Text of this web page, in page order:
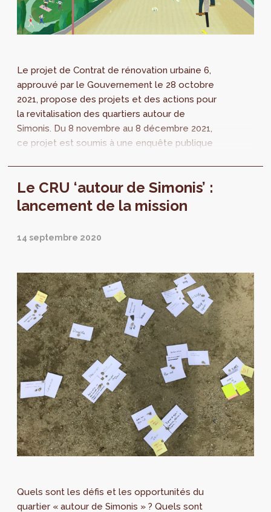
Le projet de Contrat de rénovation urbaine 6,
approuvé par le Gouvernement le 28 octobre
2021, propose des projets et des actions pour
la revitalisation des quartiers autour de
Simonis. Du 8 novembre au 8 décembre 2021,
ce projet est soumis à une enquête publique
prochainement accessibles en ligne sur notre
site web et disponibles auprès des
Le CRU ‘autour de Simonis’ :
lancement de la mission
14 septembre 2020
Quels sont les défis et les opportunités du
quartier « autour de Simonis » ? Quels sont